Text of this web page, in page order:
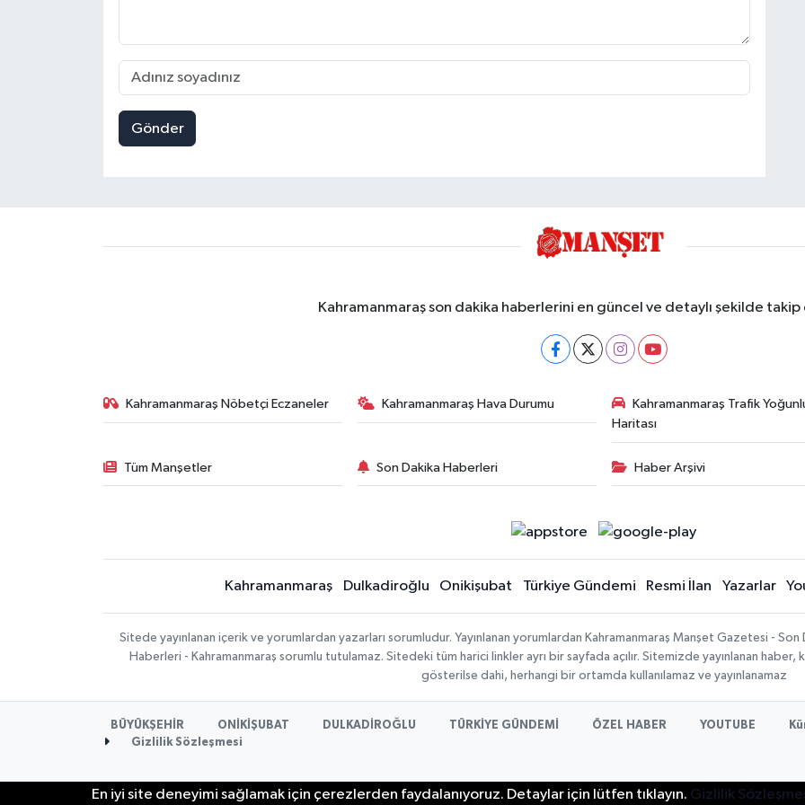
Gönder
Kahramanmaraş son dakika haberlerini en güncel ve detaylı şekilde
Kahramanmaraş Nöbetçi Eczaneler Kahramanmaraş Hava Durumu
Kahramanmaraş Trafik
Haritası
Tüm Manşetler Son Dakika Haberleri Haber Arşivi
Kahramanmaraş Dulkadiroğlu Onikişubat Türkiye Gündemi Resmi İlan Yazarlar
Sitede yayınlanan içerik ve yorumlardan yazarları sorumludur. Yayınlanan yorumlardan Kahramanmaraş Manşet Gazetesi -
Haberleri - Kahramanmaraş sorumlu tutulamaz. Sitedeki tüm harici linkler ayrı bir sayfada açılır. Sitemizde yayınlanan haber,
gösterilse dahi, herhangi bir ortamda kullanılamaz ve yayınlanamaz
BÜYÜKŞEHİR ONİKİŞUBAT DULKADİROĞLU TÜRKİYE GÜNDEMİ ÖZEL HABER YOUTUBE
Gizlilik Sözleşmesi
En iyi site deneyimi sağlamak için çerezlerden faydalanıyoruz. Detaylar için lütfen tıklayın. Gizlilik